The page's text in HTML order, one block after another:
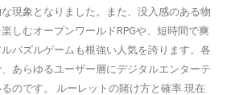
現象となりました。また、没入感のある物
しむオープンワールドRPGや、短時間で爽
パズルゲームも根強い人気を誇ります。各
あらゆるユーザー層にデジタルエンターテ
のです。 ルーレットの賭け方と確率 現在